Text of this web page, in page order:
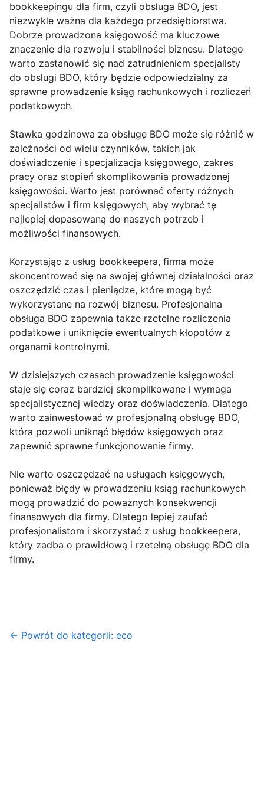
bookkeepingu dla firm, czyli obsługa BDO, jest
niezwykle ważna dla każdego przedsiębiorstwa.
Dobrze prowadzona księgowość ma kluczowe
znaczenie dla rozwoju i stabilności biznesu. Dlatego
warto zastanowić się nad zatrudnieniem specjalisty
do obsługi BDO, który będzie odpowiedzialny za
sprawne prowadzenie ksiąg rachunkowych i rozliczeń
podatkowych.
Stawka godzinowa za obsługę BDO może się różnić w
zależności od wielu czynników, takich jak
doświadczenie i specjalizacja księgowego, zakres
pracy oraz stopień skomplikowania prowadzonej
księgowości. Warto jest porównać oferty różnych
specjalistów i firm księgowych, aby wybrać tę
najlepiej dopasowaną do naszych potrzeb i
możliwości finansowych.
Korzystając z usług bookkeepera, firma może
skoncentrować się na swojej głównej działalności oraz
oszczędzić czas i pieniądze, które mogą być
wykorzystane na rozwój biznesu. Profesjonalna
obsługa BDO zapewnia także rzetelne rozliczenia
podatkowe i uniknięcie ewentualnych kłopotów z
organami kontrolnymi.
W dzisiejszych czasach prowadzenie księgowości
staje się coraz bardziej skomplikowane i wymaga
specjalistycznej wiedzy oraz doświadczenia. Dlatego
warto zainwestować w profesjonalną obsługę BDO,
która pozwoli uniknąć błędów księgowych oraz
zapewnić sprawne funkcjonowanie firmy.
Nie warto oszczędzać na usługach księgowych,
ponieważ błędy w prowadzeniu ksiąg rachunkowych
mogą prowadzić do poważnych konsekwencji
finansowych dla firmy. Dlatego lepiej zaufać
profesjonalistom i skorzystać z usług bookkeepera,
który zadba o prawidłową i rzetelną obsługę BDO dla
firmy.
← Powrót do kategorii: eco